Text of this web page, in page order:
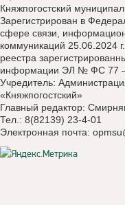
Княжпогостский
Зарегистрирован в
сфере связи,
коммуникаций 25.06.2024
реестра
информации ЭЛ № ФС 77
Учредитель:
«Княжпогостский»
Главный редактор:
Тел.: 8(82139) 23-4-01
Электронная почта: